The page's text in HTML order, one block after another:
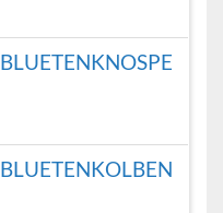
BLUETENKNOSPE
BLUETENKOLBEN